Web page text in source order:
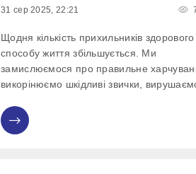
31 сер 2025, 22:21
Щодня кількість прихильників здорового
способу життя збільшується. Ми
замислюємося про правильне
викорінюємо шкідливі звички,
змаганнях з бігу, займаємося з
фітнес-залі, насолоджуємося